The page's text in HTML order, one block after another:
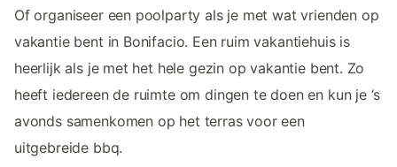
Of organiseer een poolparty als je met wat vrienden op
vakantie bent in Bonifacio. Een ruim vakantiehuis is
heerlijk als je met het hele gezin op vakantie bent. Zo
heeft iedereen de ruimte om dingen te doen en kun je ‘s
avonds samenkomen op het terras voor een
uitgebreide bbq.